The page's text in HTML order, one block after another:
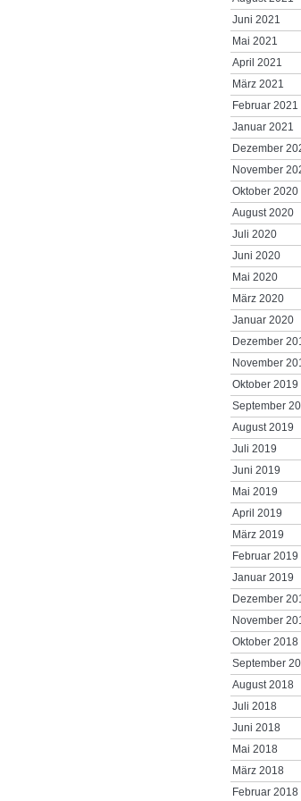
Juni 2021
Mai 2021
April 2021
März 2021
Februar 2021
Januar 2021
Dezember
November
Oktober 2020
August 2020
Juli 2020
Juni 2020
Mai 2020
März 2020
Januar 2020
Dezember
November
Oktober 2019
September
August 2019
Juli 2019
Juni 2019
Mai 2019
April 2019
März 2019
Februar 2019
Januar 2019
Dezember
November
Oktober 2018
September
August 2018
Juli 2018
Juni 2018
Mai 2018
März 2018
Februar 2018